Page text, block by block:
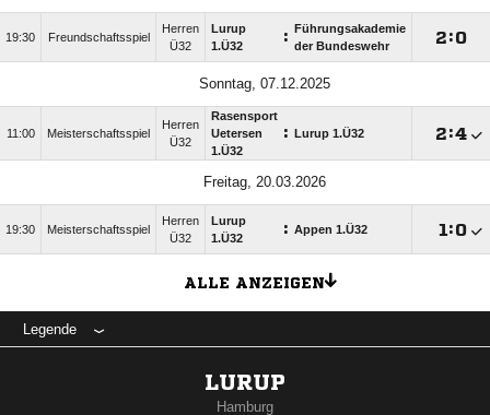
19:30 Freundschaftsspiel
Herren
Ü32
Lurup
1.Ü32
:
Führungsakademie
der Bundeswehr
:
Sonntag, 07.12.2025
11:00 Meisterschaftsspiel
Herren
Ü32
Rasensport
Uetersen
1.Ü32
: Lurup 1.Ü32 :
Freitag, 20.03.2026
19:30 Meisterschaftsspiel
Herren
Ü32
Lurup
1.Ü32
: Appen 1.Ü32 :
ALLE ANZEIGEN
Legende
LURUP
Hamburg